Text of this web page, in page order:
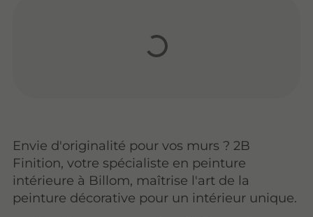
Envie d'originalité pour vos murs ? 2B
Finition, votre spécialiste en peinture
intérieure à Billom, maîtrise l'art de la
peinture décorative pour un intérieur unique.